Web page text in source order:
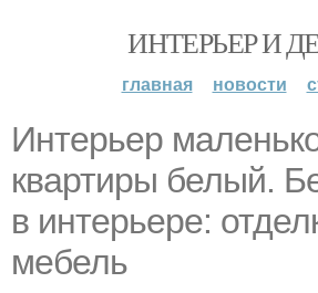
ИНТЕРЬЕР И
главная новости
Интерьер
квартиры белый.
в интерьере:
мебель